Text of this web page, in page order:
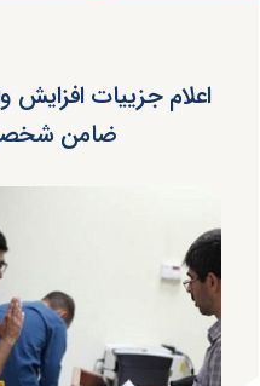
اعلام جزییات
ضامن شخصی